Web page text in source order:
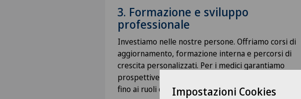
3. Formazione e sviluppo
professionale
Investiamo nelle nostre persone. Offriamo corsi di
aggiornamento, formazione interna e percorsi di
crescita personalizzati. Per i medici garantiamo
prospettive di carriera chiare – dalla specializzazione
fino ai ruoli di responsabilità.Impostazioni Cookies